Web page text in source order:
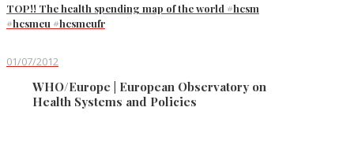
TOP!! The health spending map of the world #hcsm
#hcsmeu #hcsmeufr
01/07/2012
WHO/Europe | European Observatory on
Health Systems and Policies